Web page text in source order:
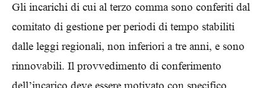
Gli incarichi di cui al terzo comma sono conferiti dal
comitato di gestione per periodi di tempo stabiliti
dalle leggi regionali, non inferiori a tre anni, e sono
rinnovabili. Il provvedimento di conferimento
dell’incarico deve essere motivato con specifico